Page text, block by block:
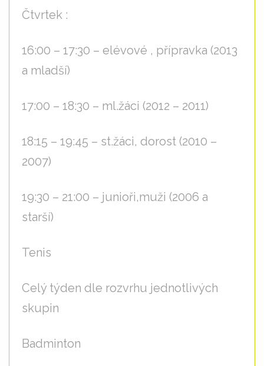
Čtvrtek :
16:00 – 17:30 – elévové , přípravka (2013
a mladší)
17:00 – 18:30 – ml.žáci (2012 – 2011)
18:15 – 19:45 – st.žáci, dorost (2010 –
2007)
19:30 – 21:00 – junioři,muži (2006 a
starší)
Tenis
Celý týden dle rozvrhu jednotlivých
skupin
Badminton